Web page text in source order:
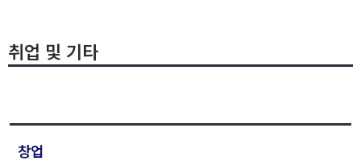
취업 및 기타
창업